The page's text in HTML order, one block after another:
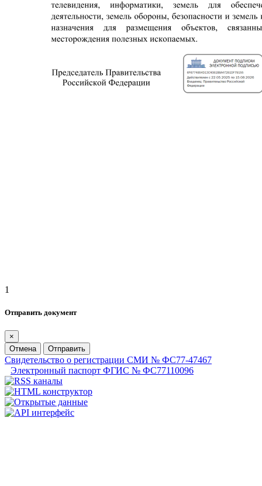
1
Отправить документ
×
Отмена
Отправить
Свидетельство о регистрации СМИ № ФС77-47467
Электронный паспорт ФГИС № ФС77110096